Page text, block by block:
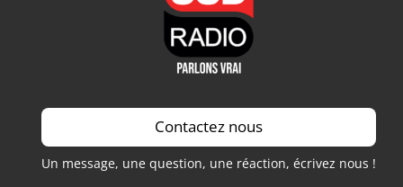
Contactez nous
Un message, une question, une réaction, écrivez nous !